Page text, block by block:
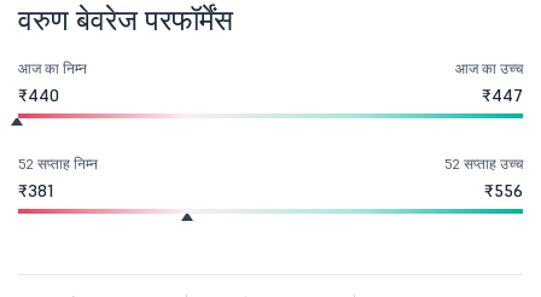
वरुण बेवरेज परफॉर्मेंस
आज का निम्न
₹440
आज का उच्च
₹447
52 सप्ताह निम्न
₹381
52 सप्ताह उच्च
₹556